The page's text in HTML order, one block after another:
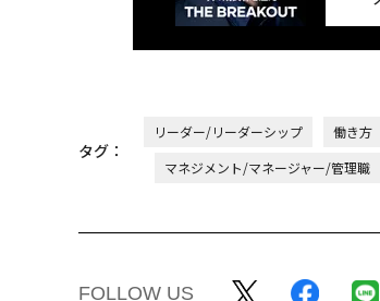
タグ：
リーダー/リーダーシップ 働き方
マネジメント/マネージャー/管理職
FOLLOW US